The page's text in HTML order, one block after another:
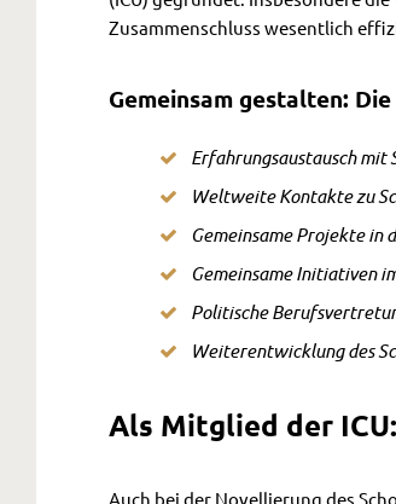
Zusammenschluss wesentlich
Gemeinsam gestalten:
Erfahrungsaustausch
Weltweite Kontakte zu
Gemeinsame Projekte in
Gemeinsame Initiativen
Politische
Weiterentwicklung des
Als Mitglied der
Auch bei der Novellierung des